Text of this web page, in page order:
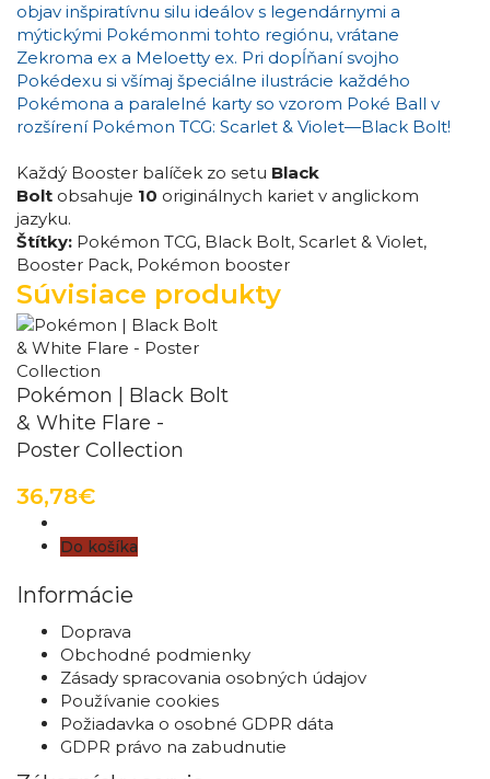
objav inšpiratívnu silu ideálov s legendárnymi a
mýtickými Pokémonmi tohto regiónu, vrátane
Zekroma ex a Meloetty ex. Pri dopĺňaní svojho
Pokédexu si všímaj špeciálne ilustrácie každého
Pokémona a paralelné karty so vzorom Poké Ball v
rozšírení Pokémon TCG: Scarlet & Violet—Black Bolt!
Každý Booster balíček zo setu Black
Bolt obsahuje 10 originálnych kariet v anglickom
jazyku.
Štítky: Pokémon TCG, Black Bolt, Scarlet & Violet,
Booster Pack, Pokémon booster
Súvisiace produkty
Pokémon | Black Bolt
& White Flare -
Poster Collection
36,78€
Do košíka
Informácie
Doprava
Obchodné podmienky
Zásady spracovania osobných údajov
Používanie cookies
Požiadavka o osobné GDPR dáta
GDPR právo na zabudnutie